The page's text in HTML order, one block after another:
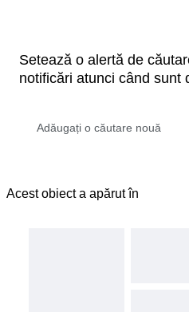
Setează o alertă de
notificări atunci când sunt
Acest obiect a apărut în